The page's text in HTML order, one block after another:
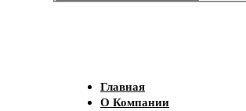
Главная
О Компании